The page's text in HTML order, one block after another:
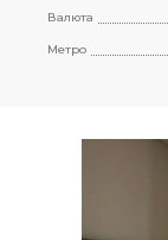
Валюта
Метро